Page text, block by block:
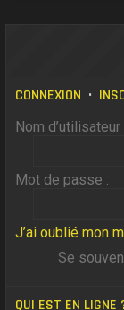
CONNEXION •
Nom d’utilisateur
Mot de passe :
J’ai oublié mon
Se
QUI EST EN LIGNE